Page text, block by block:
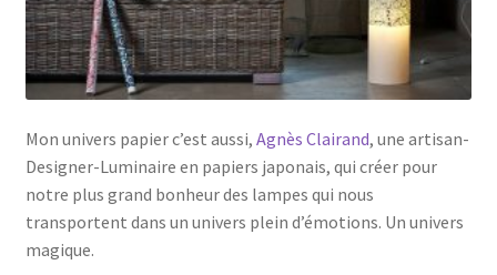
Mon univers papier c’est aussi, Agnès Clairand, une artisan-
Designer-Luminaire en papiers japonais, qui créer pour
notre plus grand bonheur des lampes qui nous
transportent dans un univers plein d’émotions. Un univers
magique.